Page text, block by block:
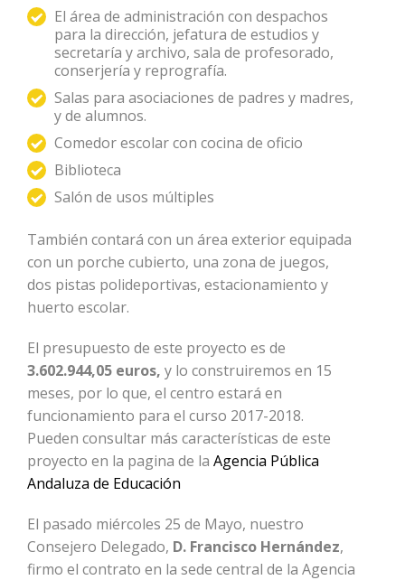
El área de administración con despachos
para la dirección, jefatura de estudios y
secretaría y archivo, sala de profesorado,
conserjería y reprografía.
Salas para asociaciones de padres y madres,
y de alumnos.
Comedor escolar con cocina de oficio
Biblioteca
Salón de usos múltiples
También contará con un área exterior equipada
con un porche cubierto, una zona de juegos,
dos pistas polideportivas, estacionamiento y
huerto escolar.
El presupuesto de este proyecto es de
3.602.944,05 euros, y lo construiremos en 15
meses, por lo que, el centro estará en
funcionamiento para el curso 2017-2018.
Pueden consultar más características de este
proyecto en la pagina de la Agencia Pública
Andaluza de Educación
El pasado miércoles 25 de Mayo, nuestro
Consejero Delegado, D. Francisco Hernández,
firmo el contrato en la sede central de la Agencia